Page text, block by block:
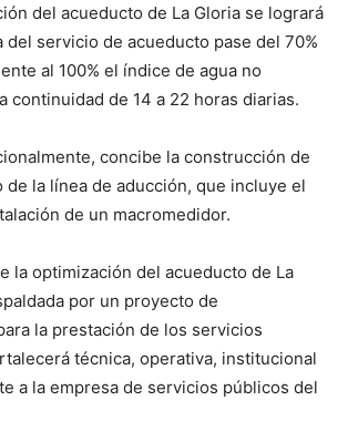
del acueducto de La Gloria se logrará
servicio de acueducto pase del 70%
al 100% el índice de agua no
continuidad de 14 a 22 horas diarias.
concibe la construcción de
de la línea de aducción, que incluye el
de un macromedidor.
la optimización del acueducto de La
por un proyecto de
la prestación de los servicios
técnica, operativa, institucional
a la empresa de servicios públicos del